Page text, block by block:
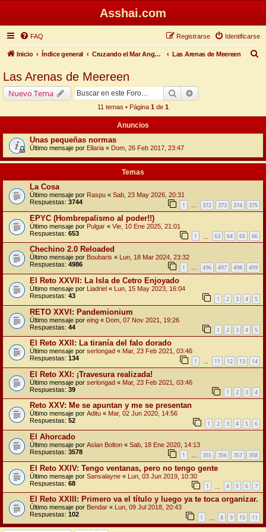
Asshai.com
FAQ Identificarse
Registrarse
Inicio Índice general Cruzando el Mar Angosto Las Arenas de Meereen
Las Arenas de Meereen
Nuevo Tema Buscar
11 temas • Página 1 de 1
Anuncios
Unas pequeñas normas
Último mensaje por Ellaria « Dom, 26 Feb 2017, 23:47
Temas
La Cosa
Último mensaje por Raspu « Sab, 23 May 2026, 20:31
Respuestas: 3744 1 … 372 373 374 375
EPYC (Hombrepalismo al poder!!)
Último mensaje por Pulgar « Vie, 10 Ene 2025, 21:01
Respuestas: 653 1 63 64 65 66
Chechino 2.0 Reloaded
Último mensaje por Boubaris «
Lun, 18 Mar 2024, 23:32
Respuestas: 4986 1 … 496 497 498 499
El Reto XXVII: La Isla de Cetro Enjoyado
Último mensaje por Liadriel « Lun, 15 May 2023, 16:04
Respuestas: 43 1 2 3 4 5
RETO XXVI: Pandemionium
Último mensaje por eing « Dom, 07 Nov 2021, 19:26
Respuestas: 44 1 2 3 4 5
El Reto XXII: La tiranía del falo dorado
Último mensaje por serlongad « Mar, 23 Feb 2021, 03:46
Respuestas: 134 1 … 11 12 13 14
El Reto XXI: ¡Travesura realizada!
Último mensaje por serlongad « Mar, 23 Feb 2021, 03:46
Respuestas: 39 1 2 3 4
Reto XXV: Me se apuntan y me se presentan
Último mensaje por Aditu « Mar, 02 Jun 2020, 14:56
Respuestas: 52 1 2 3 4 5 6
El Ahorcado
Último mensaje por Aslan Bolton « Sab, 18 Ene 2020, 14:13
Respuestas: 3578 1 … 355 356 357 358
El Reto XXIV: Tengo ventanas, pero no tengo gente
Último mensaje por Sansalayne « Lun, 03 Jun 2019, 10:30
Respuestas: 68 1 4 5 6 7
El Reto XXIII: Primero va el título y luego ya te toca organizar.
Último mensaje por Bendar « Lun, 09 Jul 2018, 20:43
Respuestas: 102 1 8 9 10 11